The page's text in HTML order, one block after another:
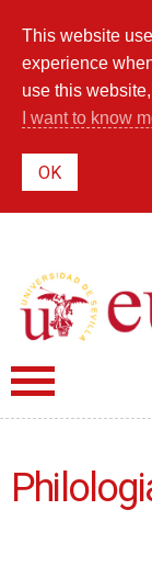
This website
experience
use this
I want to know